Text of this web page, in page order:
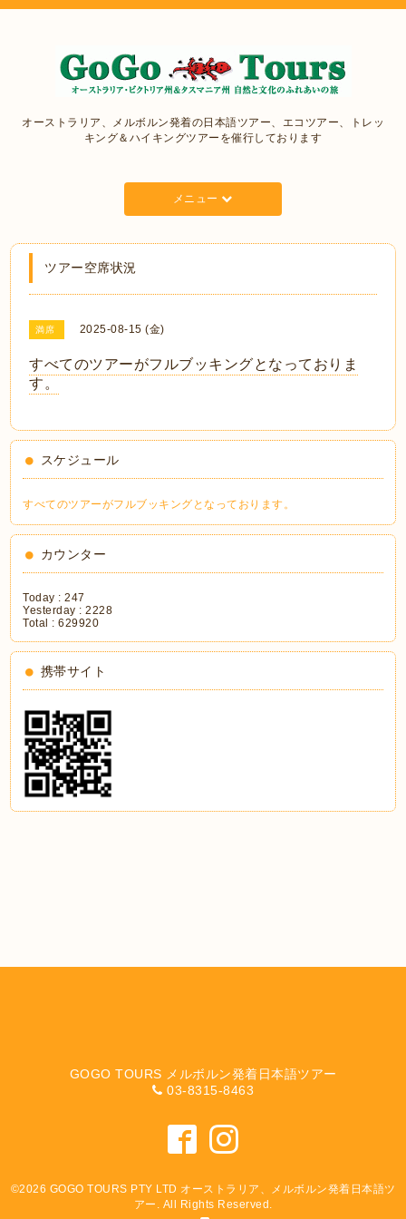
オーストラリア、メルボルン発着の日本語ツアー、エコツアー、トレッ
キング＆ハイキングツアーを催行しております
メニュー
ツアー空席状況
満席 2025-08-15 (金)
すべてのツアーがフルブッキングとなっておりま
す。
スケジュール
すべてのツアーがフルブッキングとなっております。
カウンター
Today :247
Yesterday :2228
Total :629920
携帯サイト
GOGO TOURS メルボルン発着日本語ツアー
03-8315-8463
©2026 GOGO TOURS PTY LTD オーストラリア、メルボルン発着日本語ツ
アー . All Rights Reserved.